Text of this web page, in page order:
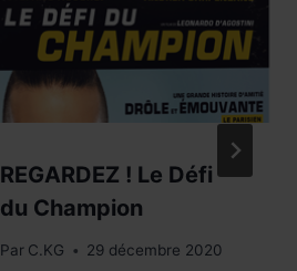
REGARDEZ ! Le Défi
du Champion
Par C.KG 29 décembre 2020